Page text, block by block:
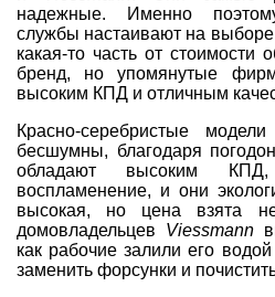
надежные. Именно
службы настаивают на выборе
какая-то часть от стоимости
бренд, но упомянутые
высоким КПД и отличным
Красно-серебристые модели
бесшумны, благодаря
обладают высоким
воспламенение, и они
высокая, но цена взята
домовладельцев Viessmann
как рабочие залили его
заменить форсунки и